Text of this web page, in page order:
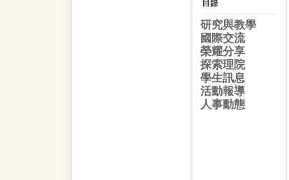
研究與教學
國際交流
榮耀分享
探索理院
學生訊息
活動報導
人事動態